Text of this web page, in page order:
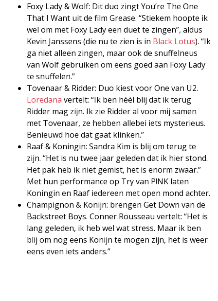
Foxy Lady & Wolf: Dit duo zingt You’re The One
That I Want uit de film Grease. “Stiekem hoopte ik
wel om met Foxy Lady een duet te zingen”, aldus
Kevin Janssens (die nu te zien is in Black Lotus). “Ik
ga niet alleen zingen, maar ook de snuffelneus
van Wolf gebruiken om eens goed aan Foxy Lady
te snuffelen.”
Tovenaar & Ridder: Duo kiest voor One van U2.
Loredana vertelt: “Ik ben héél blij dat ik terug
Ridder mag zijn. Ik zie Ridder al voor mij samen
met Tovenaar, ze hebben allebei iets mysterieus.
Benieuwd hoe dat gaat klinken.”
Raaf & Koningin: Sandra Kim is blij om terug te
zijn. “Het is nu twee jaar geleden dat ik hier stond.
Het pak heb ik niet gemist, het is enorm zwaar.”
Met hun performance op Try van P!NK laten
Koningin en Raaf iedereen met open mond achter.
Champignon & Konijn: brengen Get Down van de
Backstreet Boys. Conner Rousseau vertelt: “Het is
lang geleden, ik heb wel wat stress. Maar ik ben
blij om nog eens Konijn te mogen zijn, het is weer
eens even iets anders.”